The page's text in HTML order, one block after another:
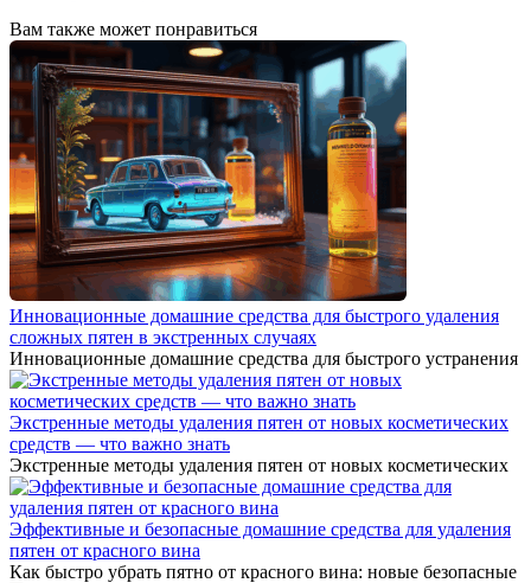
Вам также может понравиться
Инновационные домашние средства для быстрого удаления
сложных пятен в экстренных случаях
Инновационные домашние средства для быстрого устранения
Экстренные методы удаления пятен от новых косметических
средств — что важно знать
Экстренные методы удаления пятен от новых косметических
Эффективные и безопасные домашние средства для удаления
пятен от красного вина
Как быстро убрать пятно от красного вина: новые безопасные